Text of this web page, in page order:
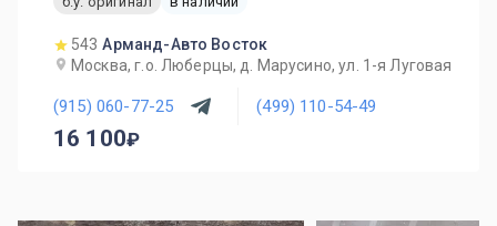
543 Арманд-Авто Восток
Москва, г.о. Люберцы, д. Марусино, ул. 1-я Луговая
(915) 060-77-25 (499) 110-54-49
16 100